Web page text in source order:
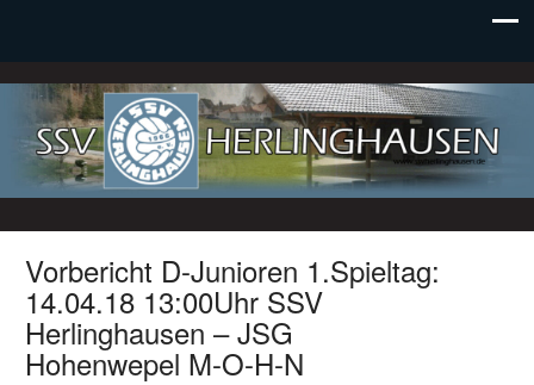
SSV Herlinghausen e. V.
Vorbericht D-Junioren 1.Spieltag:
14.04.18 13:00Uhr SSV
Herlinghausen – JSG
Hohenwepel M-O-H-N